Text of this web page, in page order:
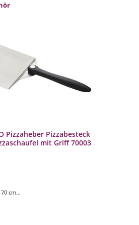
Pizzaheber Pizzabesteck
mit Griff 70003
cm